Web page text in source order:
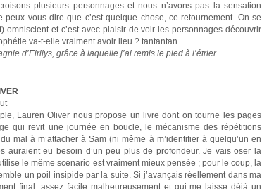
plusieurs personnages et nous n’avons pas la sensation
peux vous dire que c’est quelque chose, ce retournement. On se
omniscient et c’est avec plaisir de voir les personnages découvrir
va-t-elle vraiment avoir lieu ? tantantan.
d’Eirilys, grâce à laquelle j’ai remis le pied à l’étrier.
Lauren Oliver nous propose un livre dont on tourne les pages
qui revit une journée en boucle, le mécanisme des répétitions
mal à m’attacher à Sam (ni même à m’identifier à quelqu’un en
auraient eu besoin d’un peu plus de profondeur. Je vais oser la
le même scenario est vraiment mieux pensée ; pour le coup, la
un poil insipide par la suite. Si j’avançais réellement dans ma
final, assez facile malheureusement et qui me laisse déjà un